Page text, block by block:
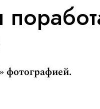
фотографией.